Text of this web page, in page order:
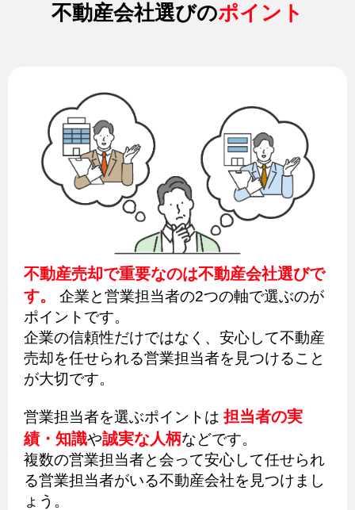
不動産会社選びのポイント
不動産売却で重要なのは不動産会社選びで
す。
企業と営業担当者の2つの軸で選ぶのが
ポイントです。
企業の信頼性だけではなく、安心して不動産
売却を任せられる営業担当者を見つけること
が大切です。
営業担当者を選ぶポイントは 担当者の実
績・知識や誠実な人柄などです。
複数の営業担当者と会って安心して任せられ
る営業担当者がいる不動産会社を見つけまし
ょう。